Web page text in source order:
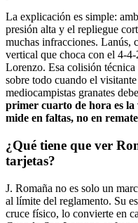
La explicación es simple:
presión alta y el repliegue
muchas infracciones. Lanús,
vertical que choca con el 4-
Lorenzo. Esa colisión técnica
sobre todo cuando el
mediocampistas granates
primer cuarto de hora es la
mide en faltas, no en
¿Qué tiene que ver
tarjetas?
J. Romaña no es solo un
al límite del reglamento. Su
cruce físico, lo convierte en